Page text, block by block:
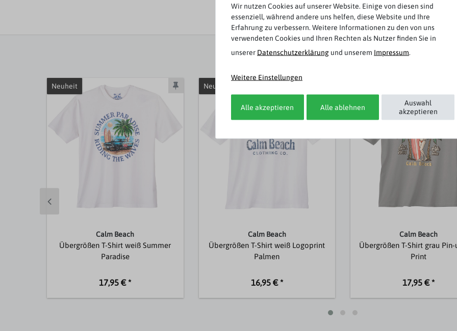
Neuheit
Calm Beach
Übergrößen T-Shirt weiß Summer
Paradise
17,95 € *
Neuheit
Calm Beach
Übergrößen T-Shirt weiß Logoprint
Palmen
16,95 € *
Calm Beach
Übergrößen T-Shirt grau Pin-
Print
17,95 € *
Wir nutzen Cookies auf unserer Website. Einige von diesen sind
essenziell, während andere uns helfen, diese Website und Ihre
Erfahrung zu verbessern. Weitere Informationen zu den von uns
verwendeten Cookies und Ihren Rechten als Nutzer finden Sie in
unserer Daten­schutz­erklärung und unserem Impressum.
Weitere Einstellungen
Alle akzeptieren Alle ablehnen
Auswahl
akzeptieren